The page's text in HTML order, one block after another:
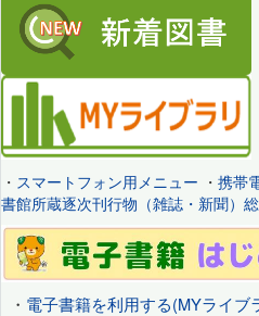
・ スマートフォン用メニュー ・ 携帯
書館所蔵逐次刊行物（雑誌・新聞）
・ 電子書籍を利用する(MYライブ